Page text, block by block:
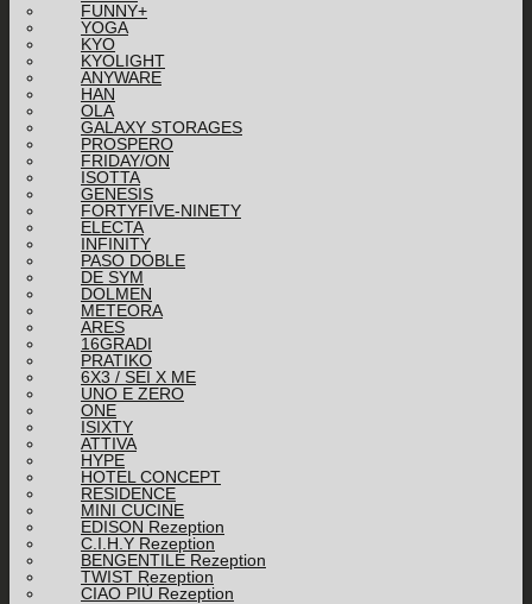
FUNNY+
YOGA
KYO
KYOLIGHT
ANYWARE
HAN
OLA
GALAXY STORAGES
PROSPERO
FRIDAY/ON
ISOTTA
GENESIS
FORTYFIVE-NINETY
ELECTA
INFINITY
PASO DOBLE
DE SYM
DOLMEN
METEORA
ARES
16GRADI
PRATIKO
6X3 / SEI X ME
UNO E ZERO
ONE
ISIXTY
ATTIVA
HYPE
HOTEL CONCEPT
RESIDENCE
MINI CUCINE
EDISON Rezeption
C.I.H.Y Rezeption
BENGENTILE Rezeption
TWIST Rezeption
CIAO PIÙ Rezeption